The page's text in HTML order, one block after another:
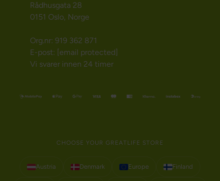
Rådhusgata 28
0151 Oslo, Norge
Org.nr: 919 362 871
E-post: [email protected]
Vi svarer innen 24 timer
CHOOSE YOUR GREATLIFE STORE
Austria Denmark Europe Finland